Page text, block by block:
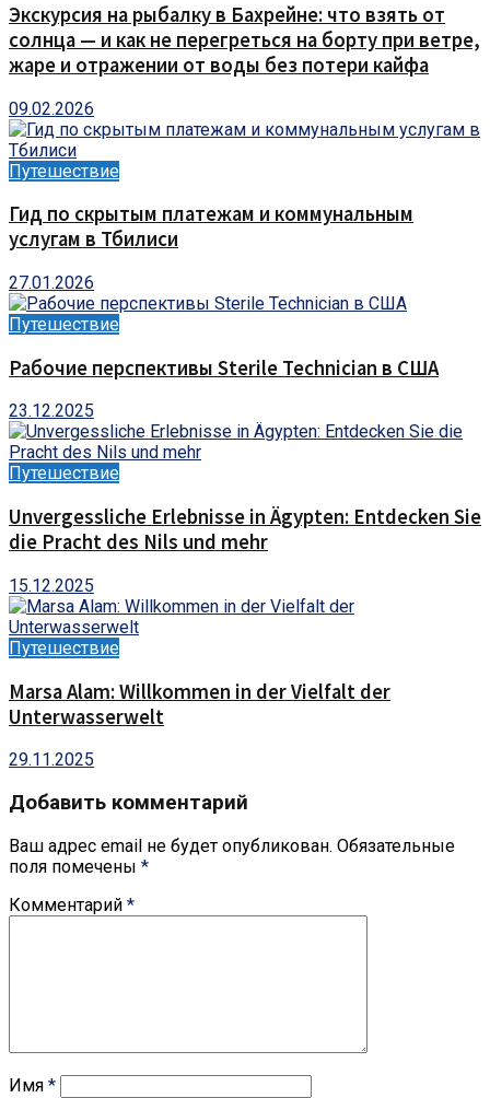
Экскурсия на рыбалку в Бахрейне: что взять от
солнца — и как не перегреться на борту при ветре,
жаре и отражении от воды без потери кайфа
09.02.2026
Путешествие
Гид по скрытым платежам и коммунальным
услугам в Тбилиси
27.01.2026
Путешествие
Рабочие перспективы Sterile Technician в США
23.12.2025
Путешествие
Unvergessliche Erlebnisse in Ägypten: Entdecken Sie
die Pracht des Nils und mehr
15.12.2025
Путешествие
Marsa Alam: Willkommen in der Vielfalt der
Unterwasserwelt
29.11.2025
Добавить комментарий
Ваш адрес email не будет опубликован. Обязательные
поля помечены *
Комментарий *
Имя *